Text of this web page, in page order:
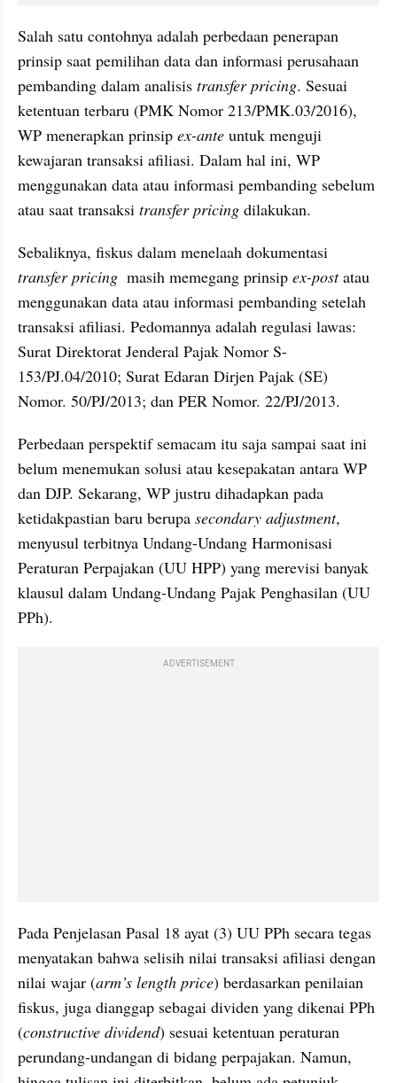
Salah satu contohnya adalah perbedaan penerapan
prinsip saat pemilihan data dan informasi perusahaan
pembanding dalam analisis transfer pricing. Sesuai
ketentuan terbaru (PMK Nomor 213/PMK.03/2016),
WP menerapkan prinsip ex-ante untuk menguji
kewajaran transaksi afiliasi. Dalam hal ini, WP
menggunakan data atau informasi pembanding sebelum
atau saat transaksi transfer pricing dilakukan.
transfer pricing
  masih memegang prinsip
ex-post atau
menggunakan data atau informasi pembanding setelah
transaksi afiliasi. Pedomannya adalah regulasi lawas:
Surat Direktorat Jenderal Pajak Nomor S-
153/PJ.04/2010; Surat Edaran Dirjen Pajak (SE)
Nomor. 50/PJ/2013; dan PER Nomor. 22/PJ/2013.
Perbedaan perspektif semacam itu saja sampai saat ini
belum menemukan solusi atau kesepakatan antara WP
dan DJP. Sekarang, WP justru dihadapkan pada
ketidakpastian baru berupa secondary adjustment,
menyusul terbitnya Undang-Undang Harmonisasi
Peraturan Perpajakan (UU HPP) yang merevisi banyak
klausul dalam Undang-Undang Pajak Penghasilan (UU
PPh).
ADVERTISEMENT
Pada Penjelasan Pasal 18 ayat (3) UU PPh secara tegas
menyatakan bahwa selisih nilai transaksi afiliasi dengan
nilai wajar (arm’s length price) berdasarkan penilaian
fiskus, juga dianggap sebagai dividen yang dikenai PPh
(constructive dividend) sesuai ketentuan peraturan
perundang-undangan di bidang perpajakan. Namun,